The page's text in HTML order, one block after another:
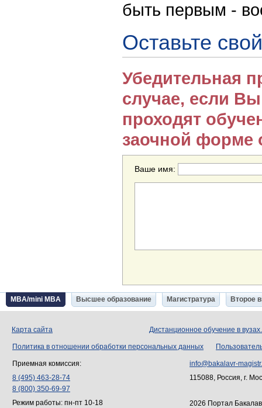
быть первым -
Оставьте
Убедительная
случае, если
проходят
заочной форме
Ваше имя:
MBA/mini MBA Высшее образование Магистратура Второе
Карта сайта Дистанционное обучение в
Политика в отношении обработки персональных данных
Приемная комиссия:
8 (495) 463-28-74
8 (800) 350-69-97
Режим работы: пн-пт 10-18
info@bakalavr-
115088, Россия, г.
2026 Портал